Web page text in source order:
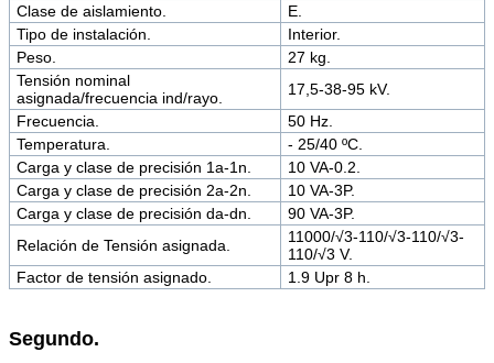
Clase de aislamiento.
E.
Tipo de instalación.
Interior.
Peso.
27 kg.
Tensión nominal
asignada/frecuencia ind/rayo.
17,5-38-95 kV.
Frecuencia.
50 Hz.
Temperatura.
- 25/40 ºC.
Carga y clase de precisión 1a-1n.
10 VA-0.2.
Carga y clase de precisión 2a-2n.
10 VA-3P.
Carga y clase de precisión da-dn.
90 VA-3P.
Relación de Tensión asignada.
11000/√3-110/√3-110/√3-
110/√3 V.
Factor de tensión asignado.
1.9 Upr 8 h.
Segundo.